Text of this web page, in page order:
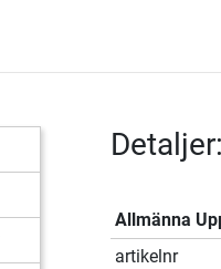
Allmänna
artikelnr